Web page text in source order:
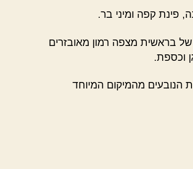
פינת קפה ומיני בר.
של בראשית מצפה רמון מאובזרים
וכספת.
הנובעים מהמיקום המיוחד